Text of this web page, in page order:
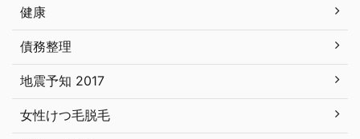
健康
債務整理
地震予知 2017
女性けつ毛脱毛